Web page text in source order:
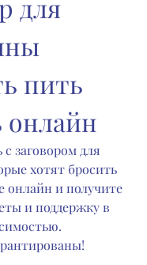
для
пить
онлайн
заговором для
хотят бросить
онлайн и получите
и поддержку в